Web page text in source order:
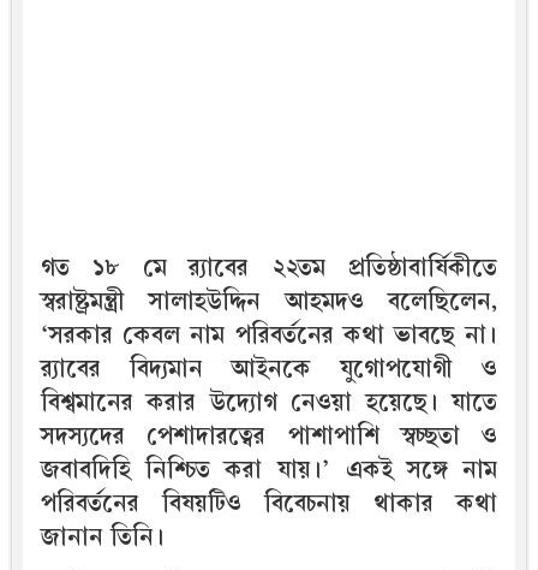
গত ১৮ মে র‍্যাবের ২২তম প্রতিষ্ঠাবার্ষিকীতে
স্বরাষ্ট্রমন্ত্রী সালাহউদ্দিন আহমদও বলেছিলেন,
‘সরকার কেবল নাম পরিবর্তনের কথা ভাবছে না।
র‍্যাবের বিদ্যমান আইনকে যুগোপযোগী ও
বিশ্বমানের করার উদ্যোগ নেওয়া হয়েছে। যাতে
সদস্যদের পেশাদারত্বের পাশাপাশি স্বচ্ছতা ও
জবাবদিহি নিশ্চিত করা যায়।’ একই সঙ্গে নাম
পরিবর্তনের বিষয়টিও বিবেচনায় থাকার কথা
জানান তিনি।